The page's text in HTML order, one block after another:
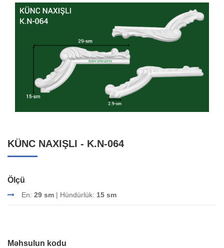
KÜNC NAXIŞLI - K.N-064
Ölçü
En: 29 sm | Hündürlük: 15 sm
Məhsulun kodu